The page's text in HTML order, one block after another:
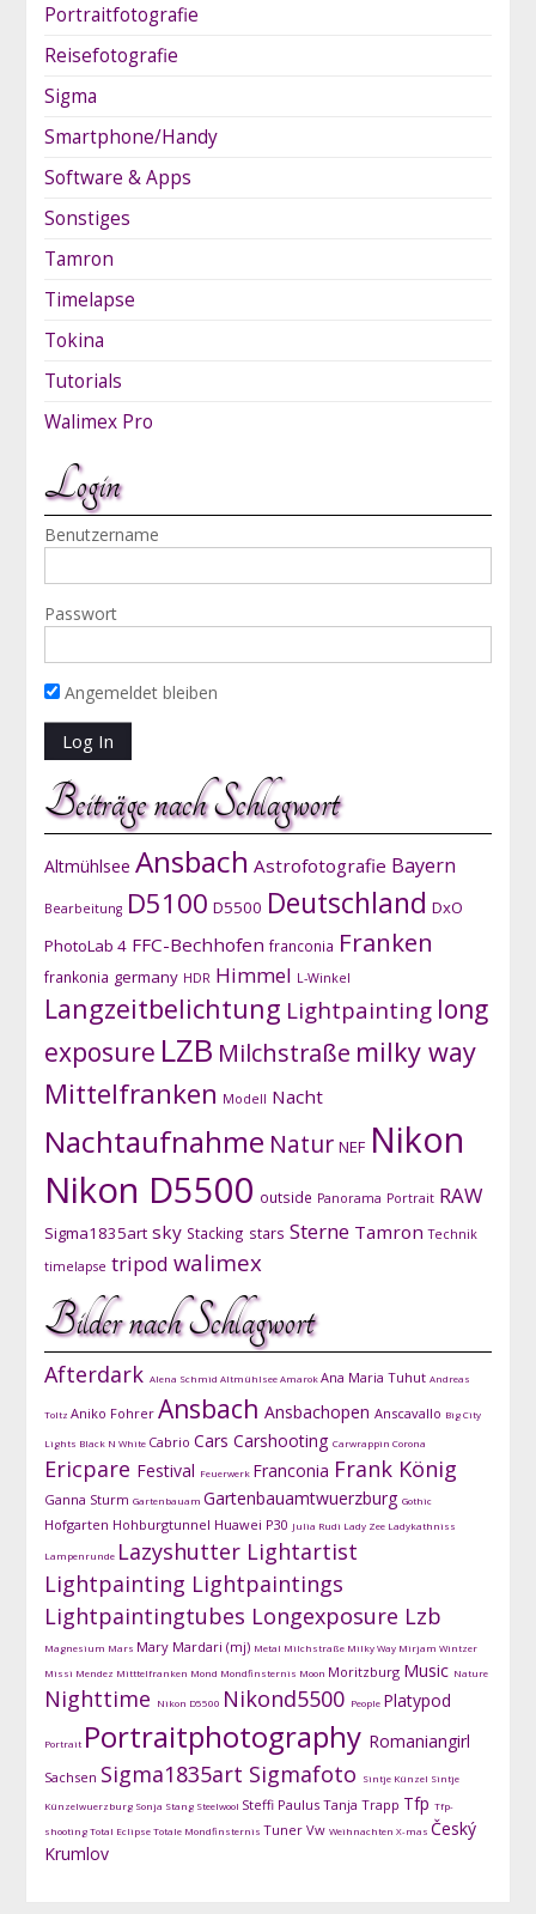
Portraitfotografie
Reisefotografie
Sigma
Smartphone/Handy
Software & Apps
Sonstiges
Tamron
Timelapse
Tokina
Tutorials
Walimex Pro
Login
Benutzername
Passwort
Angemeldet bleiben
Beiträge nach Schlagwort
Altmühlsee Ansbach Astrofotografie Bayern
Bearbeitung D5100 D5500 Deutschland DxO
PhotoLab 4 FFC-Bechhofen franconia Franken
frankonia germany HDR Himmel L-Winkel
Langzeitbelichtung Lightpainting long
exposure LZB Milchstraße milky way
Mittelfranken Modell Nacht
Nachtaufnahme Natur NEF Nikon
Nikon D5500 outside Panorama Portrait RAW
Sigma1835art sky Stacking stars Sterne Tamron Technik
timelapse tripod walimex
Bilder nach Schlagwort
Afterdark Alena Schmid AltmühlseeAmarokAna Maria Tuhut Andreas
Toltz Aniko Fohrer Ansbach Ansbachopen Anscavallo Big City
Lights Black N White Cabrio Cars Carshooting Carwrappin Corona
Ericpare Festival Feuerwerk Franconia Frank König
Ganna Sturm Gartenbauam Gartenbauamtwuerzburg Gothic
Hofgarten Hohburgtunnel Huawei P30 Julia Rudi Lady Zee Ladykathniss
Lampenrunde Lazyshutter Lightartist
Lightpainting Lightpaintings
Lightpaintingtubes Longexposure Lzb
Magnesium Mars Mary Mardari (mj) Metal Milchstraße Milky Way Mirjam Wintzer
Missi Mendez Mitttelfranken Mond Mondfinsternis Moon Moritzburg Music Nature
Nighttime Nikon D5500 Nikond5500 People Platypod
Portrait Portraitphotography Romaniangirl
Sachsen Sigma1835art Sigmafoto Sintje Künzel Sintje
Künzelwuerzburg Sonja Stang Steelwool Steffi Paulus Tanja Trapp Tfp Tfp-
shootingTotal EclipseTotale Mondfinsternis Tuner Vw Weihnachten X-mas Český
Krumlov